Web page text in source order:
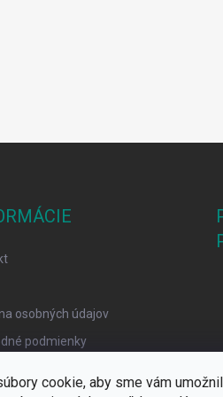
cookie, aby sme vám
osobných údajov
podmienky